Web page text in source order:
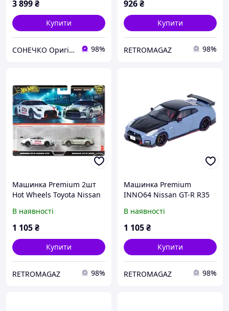
3 899₴
Купити
СОНЕЧКО Оригінальні дитячі іграшки 98%
926₴
Купити
RETROMAGAZ 98%
Машинка Premium 2шт
Hot Wheels Toyota Nissan
GT-R (R35) 2-Packs 1:64
JBL05 White
В наявності
1 105₴
Купити
RETROMAGAZ 98%
Машинка Premium
INNO64 Nissan GT-R R35
1:64 IN64-R35NSE Grey
В наявності
1 105₴
Купити
RETROMAGAZ 98%